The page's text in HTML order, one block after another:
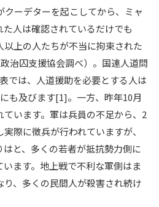
クーデターを起こしてから、ミャ
人は確認されているだけでも
上の人たちが不当に拘束された
治囚支援協会調べ）。国連人道問
では、人道援助を必要とする人は
も及びます[1]。一方、昨年10月
います。軍は兵員の不足から、2
際に徴兵が行われていますが、
と、多くの若者が抵抗勢力側に
ます。地上戦で不利な軍側はま
、多くの民間人が殺害され続け